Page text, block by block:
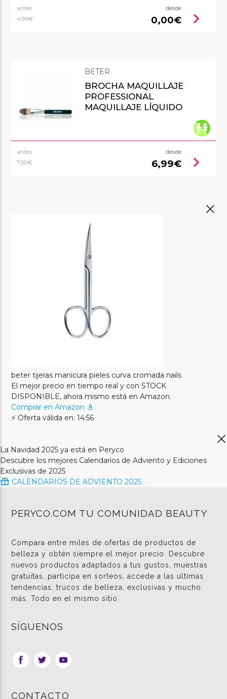
antes
4,99€
desde
0,00€ chevron_right
BETER
BROCHA MAQUILLAJE
PROFESSIONAL
MAQUILLAJE LÍQUIDO
antes
7,50€
desde
6,99€ chevron_right
beter tijeras manicura pieles curva cromada nails
El mejor precio en tiempo real y con STOCK
DISPONIBLE, ahora mismo está en Amazon.
Comprar en Amazon
⚡ Oferta válida en: 14:56
La Navidad 2025 ya está en Peryco
Descubre los mejores Calendarios de Adviento y Ediciones
Exclusivas de 2025
CALENDARIOS DE ADVIENTO 2025
PERYCO.COM TU COMUNIDAD BEAUTY
Compara entre miles de ofertas de productos de
belleza y obtén siempre el mejor precio. Descubre
nuevos productos adaptados a tus gustos, muestras
gratuitas, participa en sorteos, accede a las últimas
tendencias, trucos de belleza, exclusivas y mucho
más. Todo en el mismo sitio.
SÍGUENOS
CONTACTO